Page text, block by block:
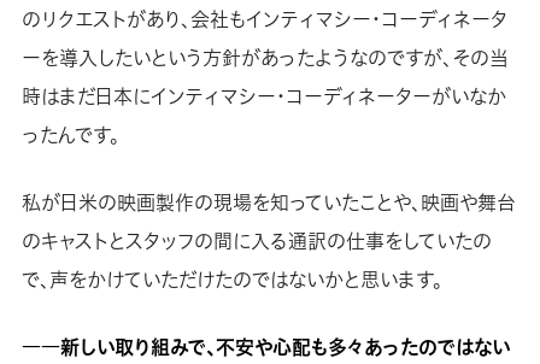
のリクエストがあり、会社もインティマシー・コーディネータ
ーを導入したいという方針があったようなのですが、その当
時はまだ日本にインティマシー・コーディネーターがいなか
ったんです。
私が日米の映画製作の現場を知っていたことや、映画や舞台
のキャストとスタッフの間に入る通訳の仕事をしていたの
で、声をかけていただけたのではないかと思います。
――新しい取り組みで、不安や心配も多々あったのではない